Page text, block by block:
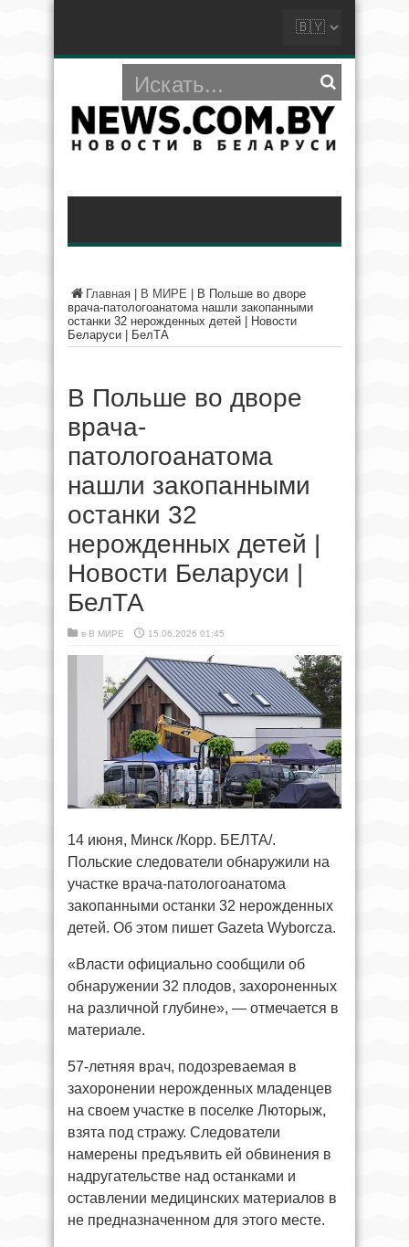
Главная В МИРЕ
В Польше во дворе
врача-патологоанатома нашли закопанными
останки 32 нерожденных детей | Новости
Беларуси | БелТА
В Польше во дворе
врача-
патологоанатома
нашли закопанными
останки 32
нерожденных детей |
Новости Беларуси |
БелТА
в В МИРЕ 15.06.2026 01:45
14 июня, Минск /Корр. БЕЛТА/.
Польские следователи обнаружили на
участке врача-патологоанатома
закопанными останки 32 нерожденных
детей. Об этом пишет Gazeta Wyborcza.
«Власти официально сообщили об
обнаружении 32 плодов, захороненных
на различной глубине», — отмечается в
материале.
57-летняя врач, подозреваемая в
захоронении нерожденных младенцев
на своем участке в поселке Люторыж,
взята под стражу. Следователи
намерены предъявить ей обвинения в
надругательстве над останками и
оставлении медицинских материалов в
не предназначенном для этого месте.